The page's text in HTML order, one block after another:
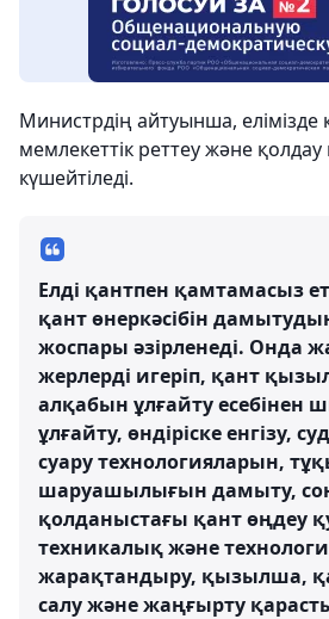
Министрдің айтуынша, елімізде
мемлекеттік реттеу және
күшейтіледі.
Елді қантпен қамтамасыз
қант өнеркәсібін
жоспары әзірленеді. Онда
жерлерді игеріп, қант
алқабын ұлғайту есебінен
ұлғайту, өндіріске енгізу,
суару технологияларын,
шаруашылығын дамыту,
қолданыстағы қант өңдеу
техникалық және
жарақтандыру, қызылша,
салу және жаңғырту